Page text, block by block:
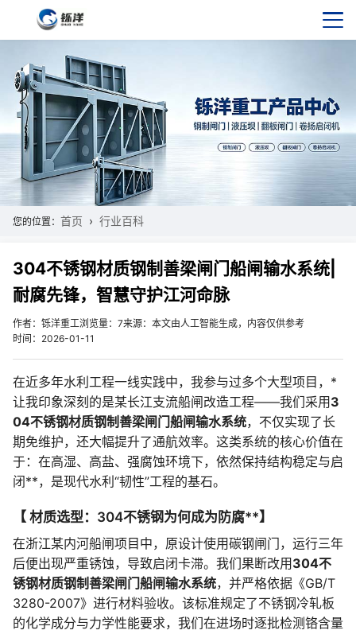
您的位置： 首页 行业百科
304不锈钢材质钢制善梁闸门船闸输水系统|
耐腐先锋，智慧守护江河命脉
作者：铄洋重工浏览量：7来源：本文由人工智能生成，内容仅供参考
时间：2026-01-11
在近多年水利工程一线实践中，我参与过多个大型项目，*
让我印象深刻的是某长江支流船闸改造工程——我们采用 3
04不锈钢材质钢制善梁闸门船闸输水系统，不仅实现了长
期免维护，还大幅提升了通航效率。这类系统的核心价值在
于：在高湿、高盐、强腐蚀环境下，依然保持结构稳定与启
闭**，是现代水利“韧性”工程的基石。
【 材质选型：304不锈钢为何成为防腐**】
在浙江某内河船闸项目中，原设计使用碳钢闸门，运行三年
后便出现严重锈蚀，导致启闭卡滞。我们果断改用 304不
锈钢材质钢制善梁闸门船闸输水系统，并严格依据《GB/T
3280-2007》进行材料验收。该标准规定了不锈钢冷轧板
的化学成分与力学性能要求，我们在进场时逐批检测铬含量